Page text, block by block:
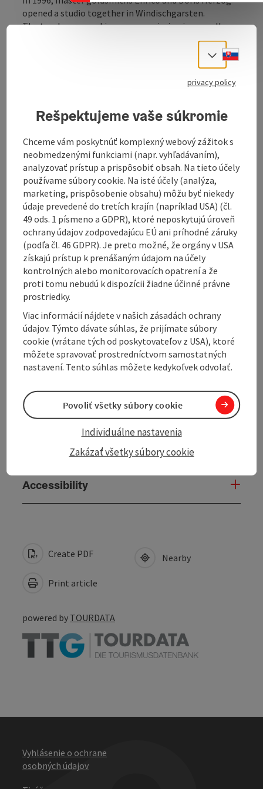
opened a studio together in Windischgarsten.
The two began working on commission in a small
shop with two workbenches behind the shop windows.
They increasingly succeeded in touching customers
Many years later, their personal happiness with their
company.
family business and have since made a significant
contribution to the success of the traditional
company.
Exquisite jewellery creations, handmade from
platinum, gold and silver, often begin with ...
Display complete description
Contact
Opening hours
Arrival
Cooperation
Suitability
Accessibility
Create PDF
Print article
Nearby
powered by TOURDATA
Vyhlásenie o ochrane
osobných údajov
Select
privacy policy
Rešpektujeme vaše súkromie
Chceme vám poskytnúť komplexný webový zážitok s
neobmedzenými funkciami (napr. vyhľadávaním),
analyzovať prístup a prispôsobiť obsah. Na tieto účely
používame súbory cookie. Na isté účely (analýza,
marketing, prispôsobenie obsahu) môžu byť niekedy
údaje prevedené do tretích krajín (napríklad USA) (čl.
49 ods. 1 písmeno a GDPR), ktoré neposkytujú úroveň
ochrany údajov zodpovedajúcu EÚ ani príhodné záruky
(podľa čl. 46 GDPR). Je preto možné, že orgány v USA
získajú prístup k prenášaným údajom na účely
kontrolných alebo monitorovacích opatrení a že
proti tomu nebudú k dispozícii žiadne účinné právne
prostriedky.
Viac informácií nájdete v našich zásadách ochrany
údajov. Týmto dávate súhlas, že prijímate súbory
cookie (vrátane tých od poskytovateľov z USA), ktoré
môžete spravovať prostredníctvom samostatných
nastavení. Tento súhlas môžete kedykoľvek odvolať.
Zakázať všetky súbory cookie
Individuálne nastavenia
Povoliť všetky súbory cookie